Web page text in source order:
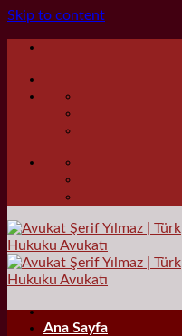
Skip to content
Ana Sayfa